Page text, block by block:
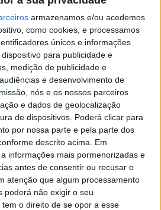
armazenamos e/ou acedemos
como cookies, e processamos
únicos e informações
para publicidade e
medição de publicidade e
e desenvolvimento de
nós e os nossos parceiros
e dados de geolocalização
de dispositivos. Poderá clicar para
por nossa parte e pela parte dos
descrito acima. Em
informações mais pormenorizadas e
antes de consentir ou recusar o
atenção que algum processamento
poderá não exigir o seu
o direito de se opor a esse
diz que carta
a violência
assinada por Catherine
movimentos onde se
gera contestação. Tão
dos homens é o
diz a apresentadora da
Moreira diz que é uma
o sistema tal como ele é”